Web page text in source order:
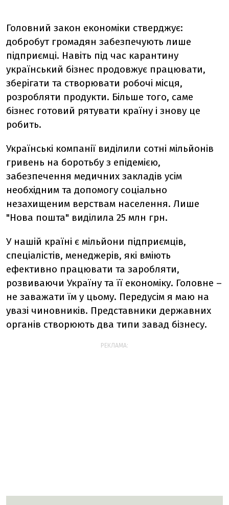
Головний закон економіки стверджує:
добробут громадян забезпечують лише
підприємці. Навіть під час карантину
український бізнес продовжує працювати,
зберігати та створювати робочі місця,
розробляти продукти. Більше того, саме
бізнес готовий рятувати країну і знову це
робить.
Українські компанії виділили сотні мільйонів
гривень на боротьбу з епідемією,
забезпечення медичних закладів усім
необхідним та допомогу соціально
незахищеним верствам населення. Лише
"Нова пошта" виділила 25 млн грн.
У нашій країні є мільйони підприємців,
спеціалістів, менеджерів, які вміють
ефективно працювати та заробляти,
розвиваючи Україну та її економіку. Головне –
не заважати їм у цьому. Передусім я маю на
увазі чиновників. Представники державних
органів створюють два типи завад бізнесу.
РЕКЛАМА: